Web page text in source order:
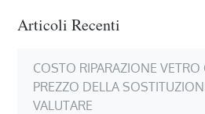
Articoli Recenti
COSTO RIPARAZIONE VETRO
PREZZO DELLA
VALUTARE